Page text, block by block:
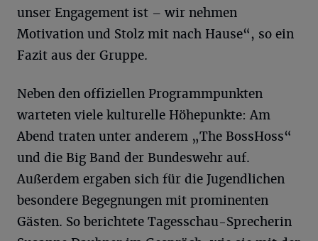
unser Engagement ist – wir nehmen
Motivation und Stolz mit nach Hause“, so ein
Fazit aus der Gruppe.
Neben den offiziellen Programmpunkten
warteten viele kulturelle Höhepunkte: Am
Abend traten unter anderem „The BossHoss“
und die Big Band der Bundeswehr auf.
Außerdem ergaben sich für die Jugendlichen
besondere Begegnungen mit prominenten
Gästen. So berichtete Tagesschau-Sprecherin